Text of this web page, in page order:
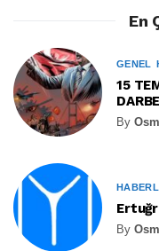
En
GENEL
15
By
By